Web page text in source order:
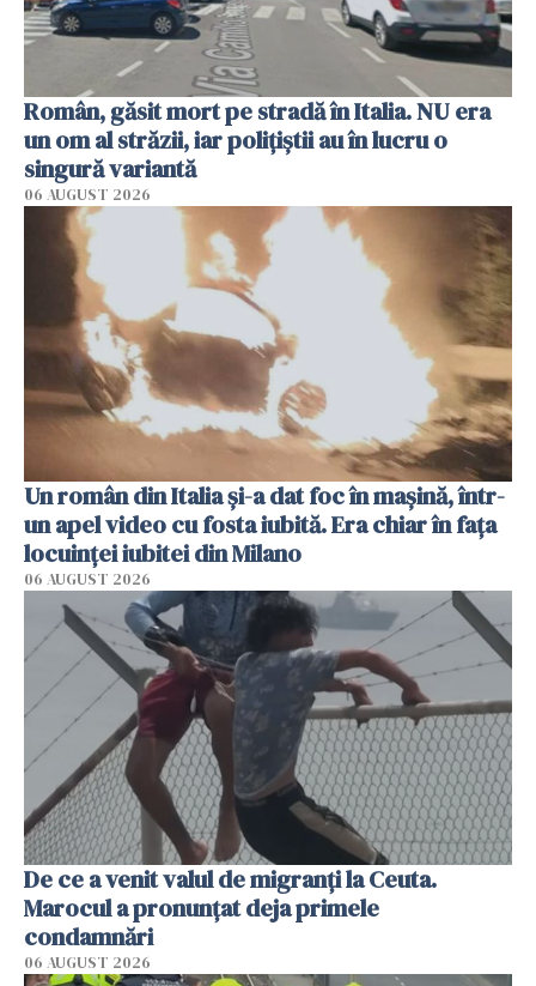
Român, găsit mort pe stradă în Italia. NU era
un om al străzii, iar polițiștii au în lucru o
singură variantă
06 AUGUST 2026
Un român din Italia și-a dat foc în mașină, într-
un apel video cu fosta iubită. Era chiar în fața
locuinței iubitei din Milano
06 AUGUST 2026
De ce a venit valul de migranți la Ceuta.
Marocul a pronunțat deja primele
condamnări
06 AUGUST 2026